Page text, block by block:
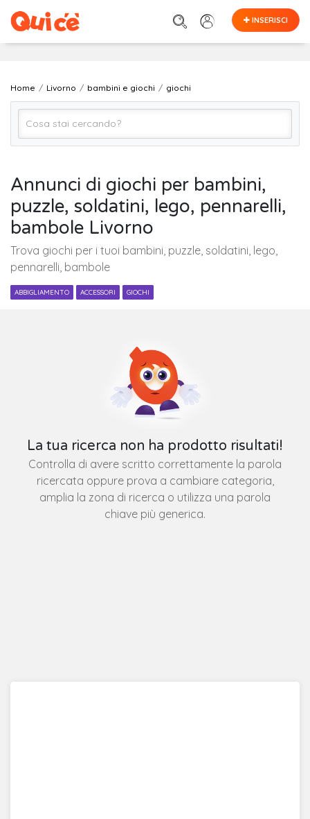
INSERISCI
Home Livorno bambini e giochi giochi
Livorno
Cerca
Annunci di giochi per bambini,
puzzle, soldatini, lego, pennarelli,
bambole Livorno
Trova giochi per i tuoi bambini, puzzle, soldatini, lego,
pennarelli, bambole
ABBIGLIAMENTO ACCESSORI GIOCHI
La tua ricerca non ha prodotto risultati!
Controlla di avere scritto correttamente la parola
ricercata oppure prova a cambiare categoria,
amplia la zona di ricerca o utilizza una parola
chiave più generica.